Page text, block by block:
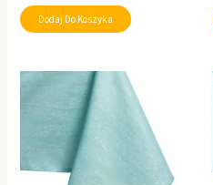
Dodaj Do Koszyka